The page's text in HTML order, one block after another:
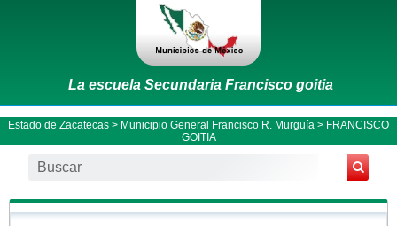
La escuela Secundaria Francisco goitia
Estado de Zacatecas > Municipio General Francisco R. Murguía > FRANCISCO
GOITIA